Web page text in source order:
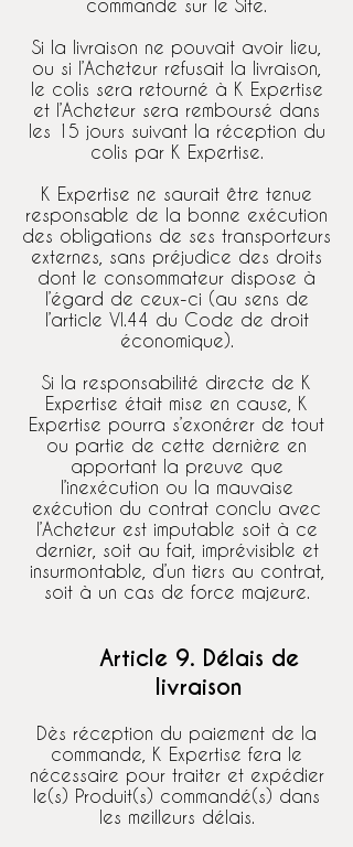
commande sur le Site.
Si la livraison ne pouvait avoir lieu,
ou si l’Acheteur refusait la livraison,
le colis sera retourné à K Expertise
et l’Acheteur sera remboursé dans
les 15 jours suivant la réception du
colis par K Expertise.
K Expertise ne saurait être tenue
responsable de la bonne exécution
des obligations de ses transporteurs
externes, sans préjudice des droits
dont le consommateur dispose à
l’égard de ceux-ci (au sens de
l’article VI.44 du Code de droit
économique).
Si la responsabilité directe de K
Expertise était mise en cause, K
Expertise pourra s’exonérer de tout
ou partie de cette dernière en
apportant la preuve que
l’inexécution ou la mauvaise
exécution du contrat conclu avec
l’Acheteur est imputable soit à ce
dernier, soit au fait, imprévisible et
insurmontable, d’un tiers au contrat,
soit à un cas de force majeure.
Article 9. Délais de
livraison
Dès réception du paiement de la
commande, K Expertise fera le
nécessaire pour traiter et expédier
le(s) Produit(s) commandé(s) dans
les meilleurs délais.